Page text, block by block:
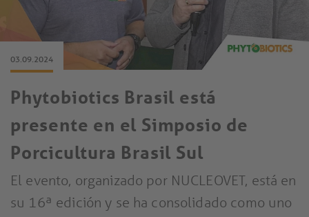
03.09.2024
Phytobiotics Brasil está
presente en el Simposio de
Porcicultura Brasil Sul
El evento, organizado por NUCLEOVET, está en
su 16ª edición y se ha consolidado como uno